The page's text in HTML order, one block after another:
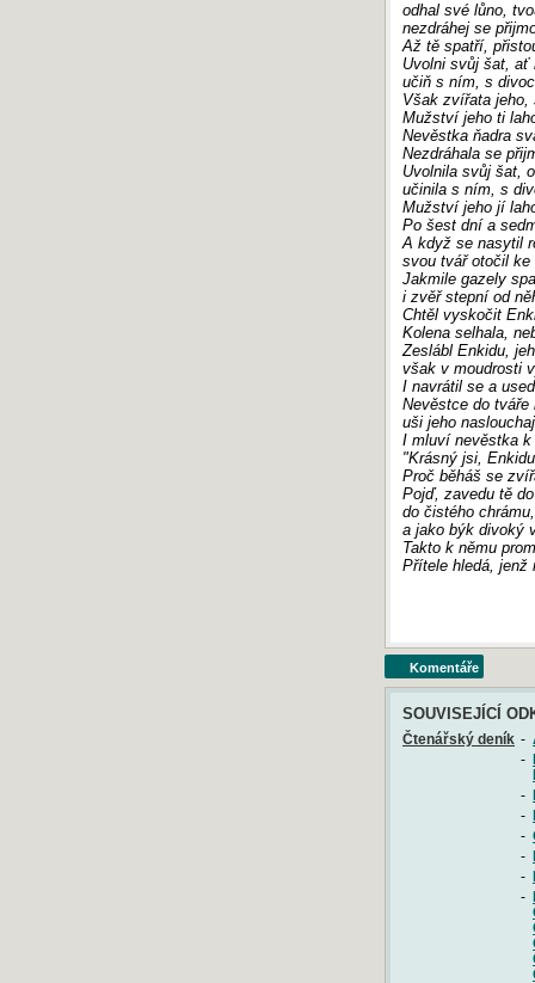
odhal své lůno,
nezdráhej se
Až tě spatří,
Uvolni svůj šat, ať
učiň s ním, s
Však zvířata
Mužství jeho ti
Nevěstka ňadra
Nezdráhala se
Uvolnila svůj šat,
učinila s ním, s
Mužství jeho jí
Po šest dní a
A když se nasytil
svou tvář otočil
Jakmile gazely
i zvěř stepní od
Chtěl vyskočit
Kolena selhala,
Zeslábl Enkidu,
však v moudrosti
I navrátil se a
Nevěstce do tváře
uši jeho
I mluví nevěstka k
"Krásný jsi,
Proč běháš se
Pojď, zavedu tě
do čistého
a jako býk divoký
Takto k němu
Přítele hledá, jenž
Komentáře
SOUVISEJÍCÍ
Čtenářský deník -
-
-
-
-
-
-
-